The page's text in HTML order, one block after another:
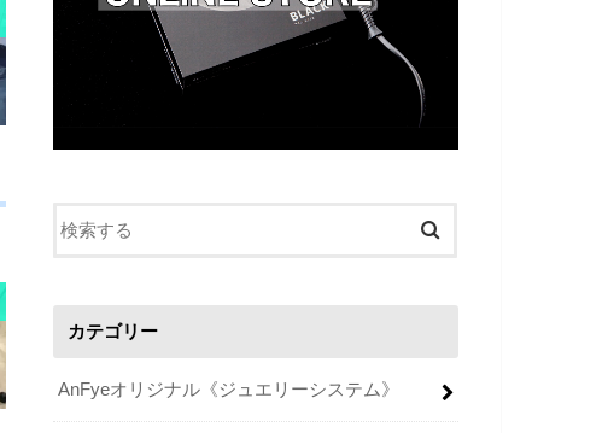
カテゴリー
AnFyeオリジナル《ジュエリーシステム》